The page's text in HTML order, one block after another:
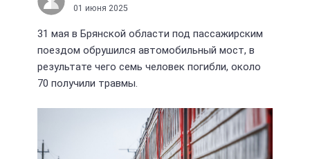
01 июня 2025
31 мая в Брянской области под пассажирским
поездом обрушился автомобильный мост, в
результате чего семь человек погибли, около
70 получили травмы.